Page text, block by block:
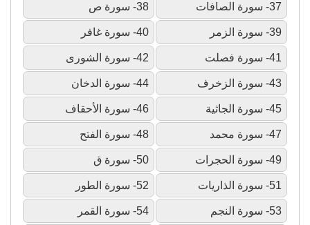
37- سورة الصافات 38- سورة ص
39- سورة الزمر 40- سورة غافر
41- سورة فصلت 42- سورة الشورى
43- سورة الزخرف 44- سورة الدخان
45- سورة الجاثية 46- سورة الأحقاف
47- سورة محمد 48- سورة الفتح
49- سورة الحجرات 50- سورة ق
51- سورة الذاريات 52- سورة الطور
53- سورة النجم 54- سورة القمر